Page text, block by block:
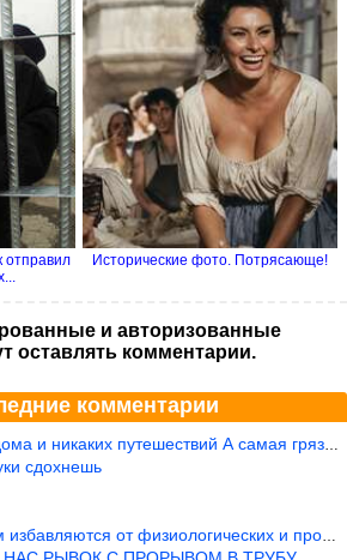
отправил
Исторические фото. Потрясающе!
и авторизованные
оставлять комментарии.
комментарии
и никаких путешествий А самая грязная в от
сдохнешь
от физиологических и прочих отходо